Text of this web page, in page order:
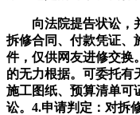
向法院提告状讼，并
拆修合同、付款凭证、
件，仅供网友进修交换
的无力根据。可委托有
施工图纸、预算清单可
讼。4.申请判定：对拆